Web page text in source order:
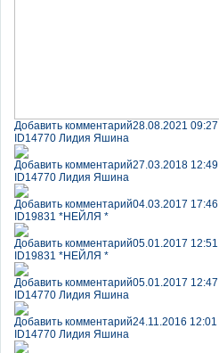
Добавить комментарий28.08.2021 09:27
ID14770 Лидия Яшина
Добавить комментарий27.03.2018 12:49
ID14770 Лидия Яшина
Добавить комментарий04.03.2017 17:46
ID19831 *НЕЙЛЯ *
Добавить комментарий05.01.2017 12:51
ID19831 *НЕЙЛЯ *
Добавить комментарий05.01.2017 12:47
ID14770 Лидия Яшина
Добавить комментарий24.11.2016 12:01
ID14770 Лидия Яшина